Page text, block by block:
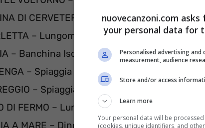
DI CERVETERI – Lungomare dei
– Lungomare Pietro Mennea
– Banchina Isola Bianca Molo Bonaria
– Spiaggia Fronte Isola
– Spiaggia Muraglione
FERMO – Lungomare Fermano
A MARE – Dino Beach Area
nuovecanzoni.com
your personal data for
Personalised advertising
measurement, audience
Store and/or access
Learn more
Your personal data will be
(cookies, unique identifiers, and